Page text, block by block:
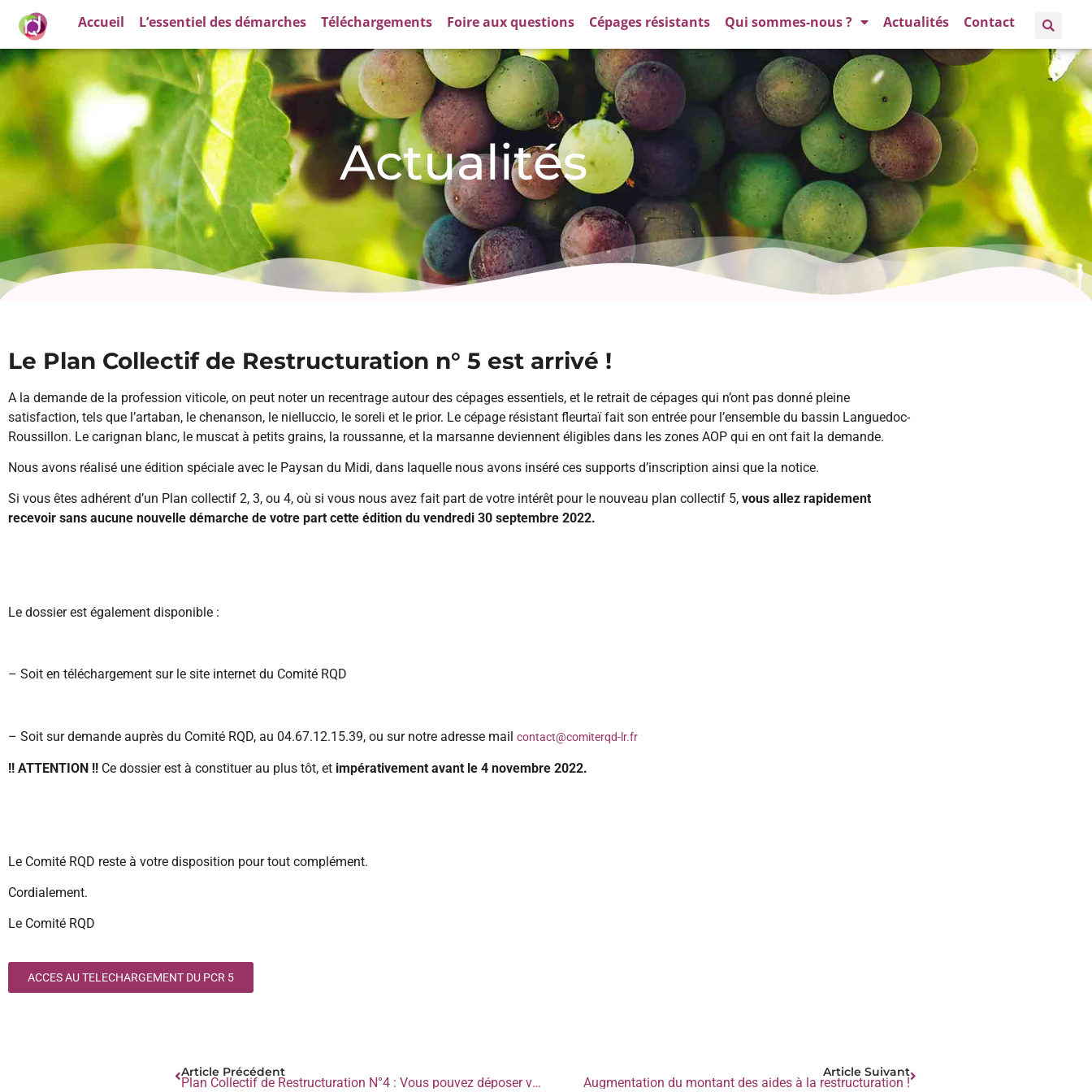
Accueil L’essentiel des démarches Téléchargements Foire aux questions Cépages résistants Qui sommes-nous ? Actualités Contact
Actualités
Le Plan Collectif de Restructuration n° 5 est arrivé !
A la demande de la profession viticole, on peut noter un recentrage autour des cépages essentiels, et le retrait de cépages qui n’ont pas donné pleine
satisfaction, tels que l’artaban, le chenanson, le nielluccio, le soreli et le prior. Le cépage résistant fleurtaï fait son entrée pour l’ensemble du bassin Languedoc-
Roussillon. Le carignan blanc, le muscat à petits grains, la roussanne, et la marsanne deviennent éligibles dans les zones AOP qui en ont fait la demande.
Nous avons réalisé une édition spéciale avec le Paysan du Midi, dans laquelle nous avons inséré ces supports d’inscription ainsi que la notice.
Si vous êtes adhérent d’un Plan collectif 2, 3, ou 4, où si vous nous avez fait part de votre intérêt pour le nouveau plan collectif 5, vous allez rapidement
recevoir sans aucune nouvelle démarche de votre part cette édition du vendredi 30 septembre 2022.
Le dossier est également disponible :
– Soit en téléchargement sur le site internet du Comité RQD
– Soit sur demande auprès du Comité RQD, au 04.67.12.15.39, ou sur notre adresse mail contact@comiterqd-lr.fr
!! ATTENTION !! Ce dossier est à constituer au plus tôt, et impérativement avant le 4 novembre 2022.
Le Comité RQD reste à votre disposition pour tout complément.
Cordialement.
Le Comité RQD
ACCES AU TELECHARGEMENT DU PCR 5
Article Précédent
Plan Collectif de Restructuration N°4 : Vous pouvez déposer votre Demande de Paiement – Un MEMO à votre service pour vous accompagner dans vos démarches
Article Suivant
Augmentation du montant des aides à la restructuration !